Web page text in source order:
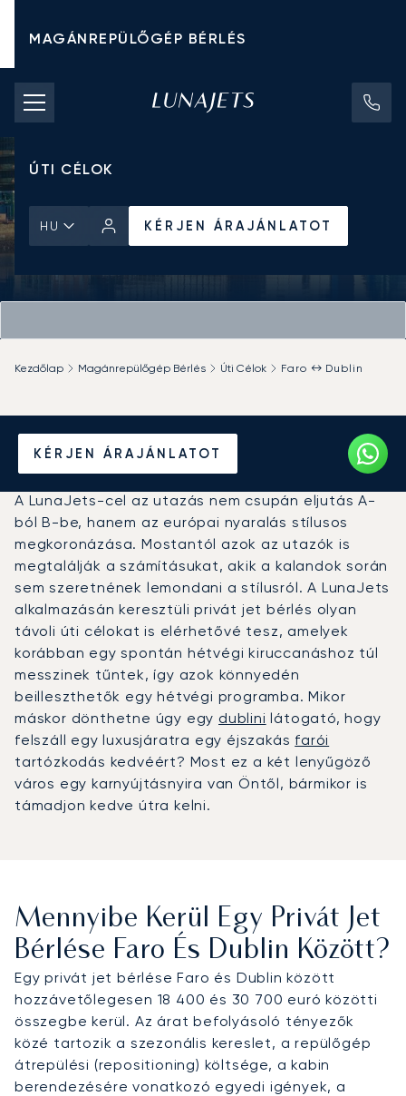
MAGÁNREPÜLŐGÉP BÉRLÉS
CHARTER ÁRAK
MAGÁNREPÜLŐGÉPEK
ÚTI CÉLOK
HU KÉRJEN ÁRAJÁNLATOT
KÉRJEN ÁRAJÁNLATOT
Kezdőlap Magánrepülőgép Bérlés Úti Célok Faro ↔ Dublin
Béreljen magánrepülőt
Faro és Dublin között
A LunaJets-cel az utazás nem csupán eljutás A-
ból B-be, hanem az európai nyaralás stílusos
megkoronázása. Mostantól azok az utazók is
megtalálják a számításukat, akik a kalandok során
sem szeretnének lemondani a stílusról. A LunaJets
alkalmazásán keresztüli privát jet bérlés olyan
távoli úti célokat is elérhetővé tesz, amelyek
korábban egy spontán hétvégi kiruccanáshoz túl
messzinek tűntek, így azok könnyedén
beilleszthetők egy hétvégi programba. Mikor
máskor dönthetne úgy egy dublini látogató, hogy
felszáll egy luxusjáratra egy éjszakás farói
tartózkodás kedvéért? Most ez a két lenyűgöző
város egy karnyújtásnyira van Öntől, bármikor is
támadjon kedve útra kelni.
Mennyibe Kerül Egy Privát Jet
Bérlése Faro És Dublin Között?
Egy privát jet bérlése Faro és Dublin között
hozzávetőlegesen 18 400 és 30 700 euró közötti
összegbe kerül. Az árat befolyásoló tényezők
közé tartozik a szezonális kereslet, a repülőgép
átrepülési (repositioning) költsége, a kabin
berendezésére vonatkozó egyedi igények, a